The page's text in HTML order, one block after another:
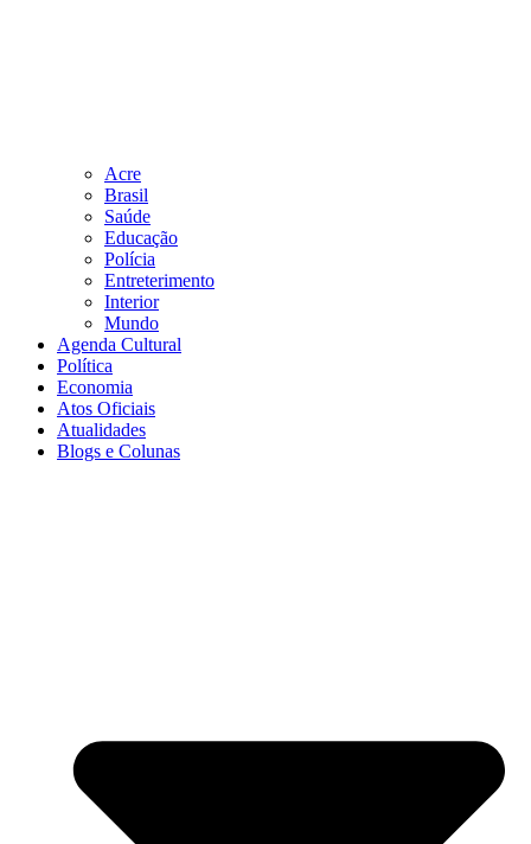
Acre
Brasil
Saúde
Educação
Polícia
Entreterimento
Interior
Mundo
Agenda Cultural
Política
Economia
Atos Oficiais
Atualidades
Blogs e Colunas